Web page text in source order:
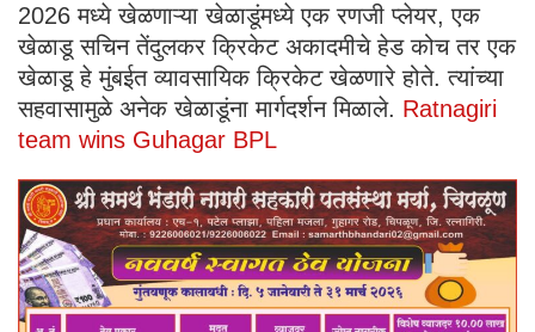
2026 मध्ये खेळणाऱ्या खेळाडूंमध्ये एक रणजी प्लेयर, एक
खेळाडू सचिन तेंदुलकर क्रिकेट अकादमीचे हेड कोच तर एक
खेळाडू हे मुंबईत व्यावसायिक क्रिकेट खेळणारे होते. त्यांच्या
सहवासामुळे अनेक खेळाडूंना मार्गदर्शन मिळाले. Ratnagiri
team wins Guhagar BPL